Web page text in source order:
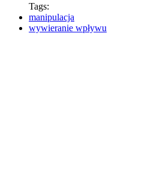
Tags:
manipulacja
wywieranie wpływu